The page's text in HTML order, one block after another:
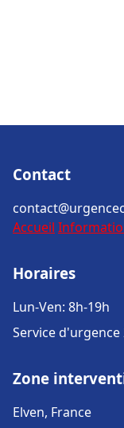
Contact
Accueil
Horaires
Lun-Ven: 8h-19h
Service d'urgence
Zone
Elven, France